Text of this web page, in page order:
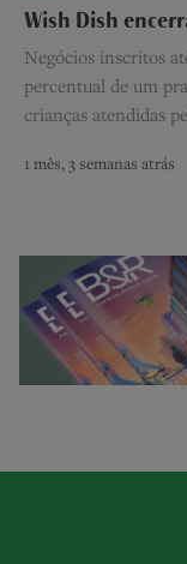
Wish Dish
Negócios inscritos
percentual de um
crianças atendidas
1 mês, 3 semanas atrás